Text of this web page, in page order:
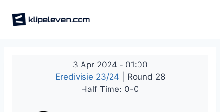
3 Apr 2024 - 01:00
Eredivisie 23/24
| Round 28
Half Time: 0-0